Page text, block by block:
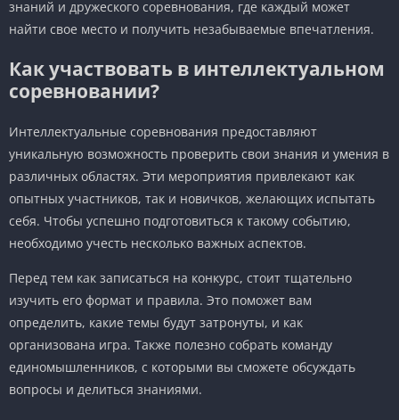
знаний и дружеского соревнования, где каждый может
найти свое место и получить незабываемые впечатления.
Как участвовать в интеллектуальном
соревновании?
Интеллектуальные соревнования предоставляют
уникальную возможность проверить свои знания и умения в
различных областях. Эти мероприятия привлекают как
опытных участников, так и новичков, желающих испытать
себя. Чтобы успешно подготовиться к такому событию,
необходимо учесть несколько важных аспектов.
Перед тем как записаться на конкурс, стоит тщательно
изучить его формат и правила. Это поможет вам
определить, какие темы будут затронуты, и как
организована игра. Также полезно собрать команду
единомышленников, с которыми вы сможете обсуждать
вопросы и делиться знаниями.